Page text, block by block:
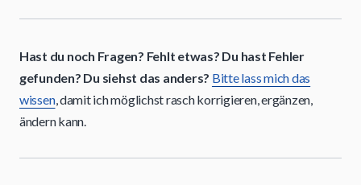
Hast du noch Fragen? Fehlt etwas? Du hast Fehler
gefunden? Du siehst das anders? Bitte lass mich das
wissen, damit ich möglichst rasch korrigieren, ergänzen,
ändern kann.